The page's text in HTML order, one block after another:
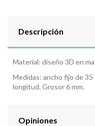
Descripción
Material: diseño 3D en
Medidas: ancho fijo de
longitud. Grosor 6 mm.
Opiniones